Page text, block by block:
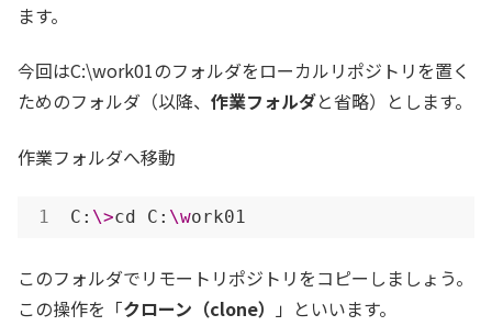
ます。
今回はC:\work01のフォルダをローカルリポジトリを置く
ためのフォルダ（以降、 作業フォルダと省略）とします。
作業フォルダへ移動
C: \>cd C: \work01
このフォルダでリモートリポジトリをコピーしましょう。
この操作を「クローン（clone） 」といいます。